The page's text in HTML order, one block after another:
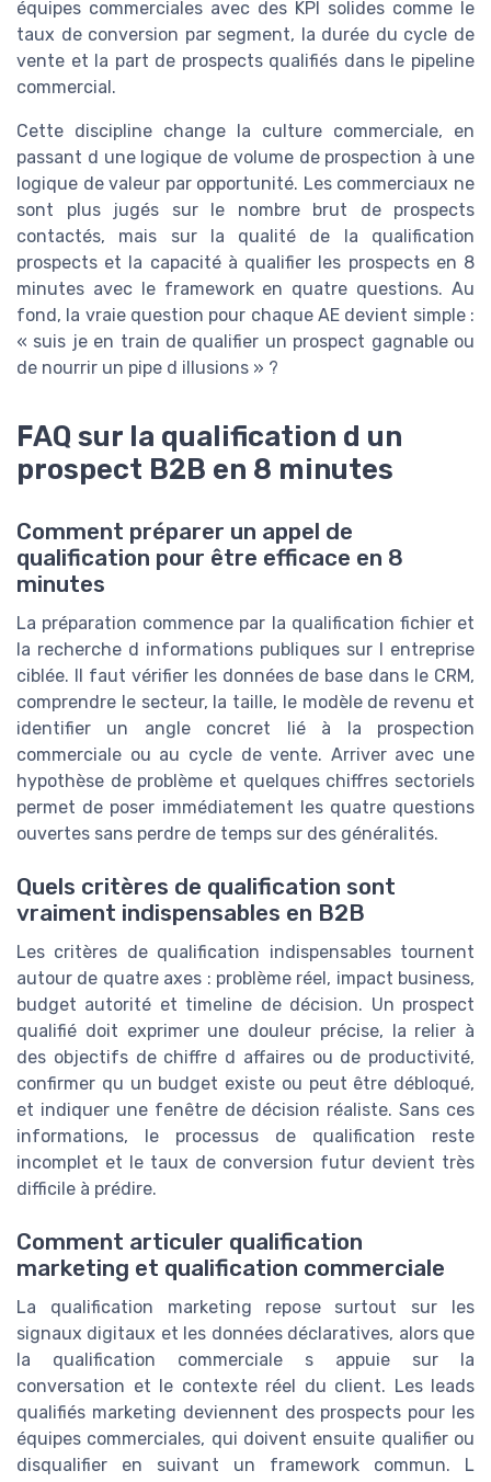
équipes commerciales avec des KPI solides comme le
taux de conversion par segment, la durée du cycle de
vente et la part de prospects qualifiés dans le pipeline
commercial.
Cette discipline change la culture commerciale, en
passant d une logique de volume de prospection à une
logique de valeur par opportunité. Les commerciaux ne
sont plus jugés sur le nombre brut de prospects
contactés, mais sur la qualité de la qualification
prospects et la capacité à qualifier les prospects en 8
minutes avec le framework en quatre questions. Au
fond, la vraie question pour chaque AE devient simple :
« suis je en train de qualifier un prospect gagnable ou
de nourrir un pipe d illusions » ?
FAQ sur la qualification d un
prospect B2B en 8 minutes
Comment préparer un appel de
qualification pour être efficace en 8
minutes
La préparation commence par la qualification fichier et
la recherche d informations publiques sur l entreprise
ciblée. Il faut vérifier les données de base dans le CRM,
comprendre le secteur, la taille, le modèle de revenu et
identifier un angle concret lié à la prospection
commerciale ou au cycle de vente. Arriver avec une
hypothèse de problème et quelques chiffres sectoriels
permet de poser immédiatement les quatre questions
ouvertes sans perdre de temps sur des généralités.
Quels critères de qualification sont
vraiment indispensables en B2B
Les critères de qualification indispensables tournent
autour de quatre axes : problème réel, impact business,
budget autorité et timeline de décision. Un prospect
qualifié doit exprimer une douleur précise, la relier à
des objectifs de chiffre d affaires ou de productivité,
confirmer qu un budget existe ou peut être débloqué,
et indiquer une fenêtre de décision réaliste. Sans ces
informations, le processus de qualification reste
incomplet et le taux de conversion futur devient très
difficile à prédire.
Comment articuler qualification
marketing et qualification commerciale
La qualification marketing repose surtout sur les
signaux digitaux et les données déclaratives, alors que
la qualification commerciale s appuie sur la
conversation et le contexte réel du client. Les leads
qualifiés marketing deviennent des prospects pour les
équipes commerciales, qui doivent ensuite qualifier ou
disqualifier en suivant un framework commun. L